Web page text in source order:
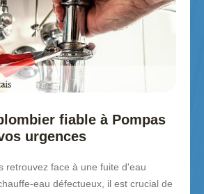
fiable à Pompas
urgences
retrouvez face à une fuite d'eau
eau défectueux, il est crucial de